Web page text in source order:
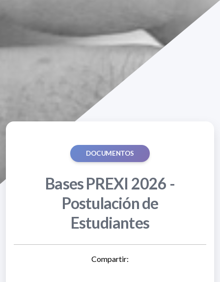
DOCUMENTOS
Bases PREXI 2026 -
Postulación de
Estudiantes
Compartir: